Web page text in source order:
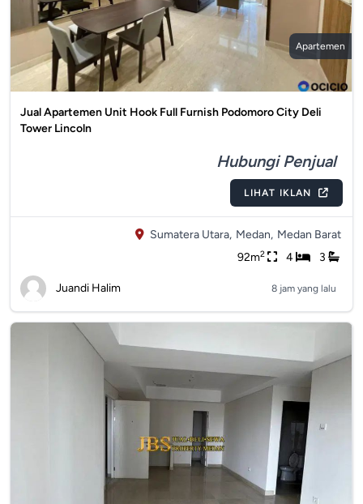
Apartemen
Jual Apartemen Unit Hook Full Furnish Podomoro City Deli
Tower Lincoln
Hubungi Penjual
LIHAT IKLAN
Sumatera Utara, Medan, Medan Barat
92m2 4 3
Juandi Halim 8 jam yang lalu